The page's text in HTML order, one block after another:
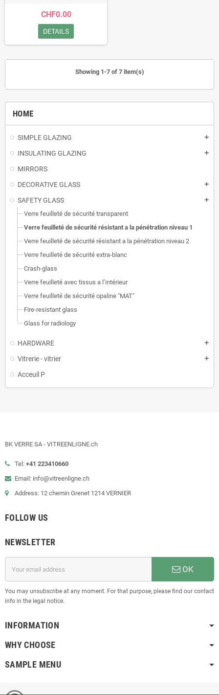
HOME
SIMPLE GLAZING add
INSULATING GLAZING add
MIRRORS
DECORATIVE GLASS
add
SAFETY GLASS add
Verre feuilleté de sécurité transparent
Verre feuilleté de sécurité résistant a la pénétration niveau 1
Verre feuilleté de sécurité résistant a la pénétration niveau 2
Verre feuilleté de sécurité extra-blanc
Crash-glass
Verre feuilleté avec tissus a l’intérieur
Verre feuilleté de sécurité opaline "MAT"
Fire-resistant glass
Glass for radiology
HARDWARE add
Vitrerie - vitrier add
Acceuil P
CHF0.00
DETAILS
Showing 1-7 of 7 item(s)
BK VERRE SA - VITREENLIGNE.ch
Tel: +41 223410660
Email: info@vitreenligne.ch
Address: 12 chemin Grenet 1214 VERNIER
FOLLOW US
NEWSLETTER
OK
You may unsubscribe at any moment. For that purpose, please find our contact
info in the legal notice.
INFORMATION
WHY CHOOSE
SAMPLE MENU